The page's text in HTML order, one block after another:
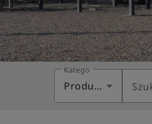
Kategoria
Produkty